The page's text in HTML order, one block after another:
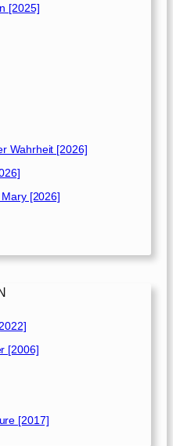
[2025]
Wahrheit [2026]
[2026]
[2006]
[2017]